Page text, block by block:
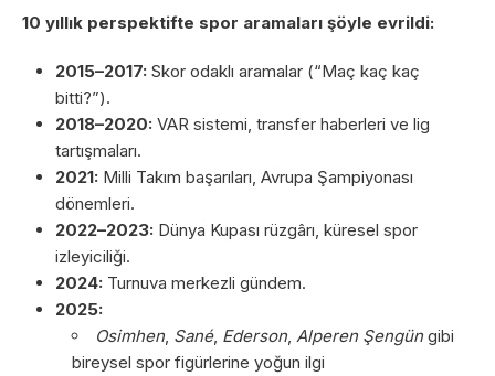
10 yıllık perspektifte spor aramaları şöyle evrildi:
2015–2017: Skor odaklı aramalar (“Maç kaç kaç
bitti?”).
2018–2020: VAR sistemi, transfer haberleri ve lig
tartışmaları.
2021: Milli Takım başarıları, Avrupa Şampiyonası
dönemleri.
2022–2023: Dünya Kupası rüzgârı, küresel spor
izleyiciliği.
2024: Turnuva merkezli gündem.
2025:
Osimhen, Sané, Ederson, Alperen Şengüngibi
bireysel spor figürlerine yoğun ilgi